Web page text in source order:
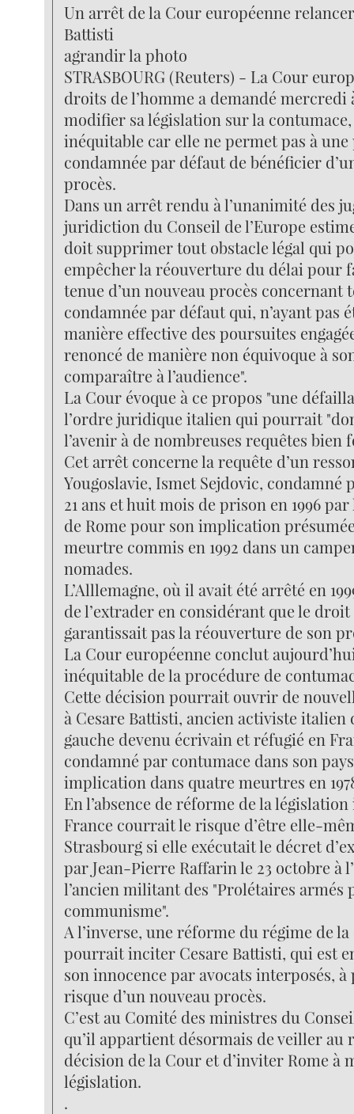
Un arrêt de la Cour européenne
Battisti
agrandir la photo
STRASBOURG (Reuters) - La Cour
droits de l’homme a demandé mercredi
modifier sa législation sur la contumace,
inéquitable car elle ne permet pas à
condamnée par défaut de bénéficier
procès.
Dans un arrêt rendu à l’unanimité des
juridiction du Conseil de l’Europe
doit supprimer tout obstacle légal qui
empêcher la réouverture du délai pour
tenue d’un nouveau procès concernant
condamnée par défaut qui, n’ayant pas
manière effective des poursuites
renoncé de manière non équivoque à
comparaître à l’audience".
La Cour évoque à ce propos "une
l’ordre juridique italien qui pourrait
l’avenir à de nombreuses requêtes bien
Cet arrêt concerne la requête d’un
Yougoslavie, Ismet Sejdovic, condamné
21 ans et huit mois de prison en 1996 par
de Rome pour son implication
meurtre commis en 1992 dans un
nomades.
L’Alllemagne, où il avait été arrêté en
de l’extrader en considérant que le
garantissait pas la réouverture de son
La Cour européenne conclut
inéquitable de la procédure de
Cette décision pourrait ouvrir de
à Cesare Battisti, ancien activiste italien
gauche devenu écrivain et réfugié en
condamné par contumace dans son
implication dans quatre meurtres en
En l’absence de réforme de la
France courrait le risque d’être elle-
Strasbourg si elle exécutait le décret
par Jean-Pierre Raffarin le 23 octobre à
l’ancien militant des "Prolétaires armés
communisme".
A l’inverse, une réforme du régime de
pourrait inciter Cesare Battisti, qui est
son innocence par avocats interposés,
risque d’un nouveau procès.
C’est au Comité des ministres du
qu’il appartient désormais de veiller au
décision de la Cour et d’inviter Rome à
législation.
.